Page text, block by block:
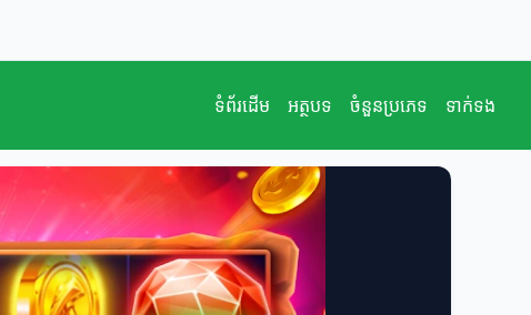
ទំព័រដើម អត្ថបទ ចំនួនប្រភេទ ទាក់ទង